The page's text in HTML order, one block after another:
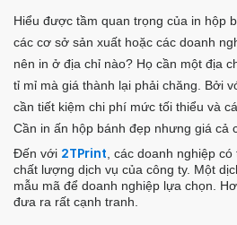
Hiểu được tầm quan trọng của in hộp
các cơ sở sản xuất hoặc các doanh
nên in ở địa chỉ nào? Họ cần một địa
tỉ mỉ mà giá thành lại phải chăng. Bởi
cần tiết kiệm chi phí mức tối thiểu và
Cần in ấn hộp bánh đẹp nhưng giá cả
Đến với 2TPrint , các doanh nghiệp
chất lượng dịch vụ của công ty. Một
mẫu mã để doanh nghiệp lựa chọn.
đưa ra rất cạnh tranh.